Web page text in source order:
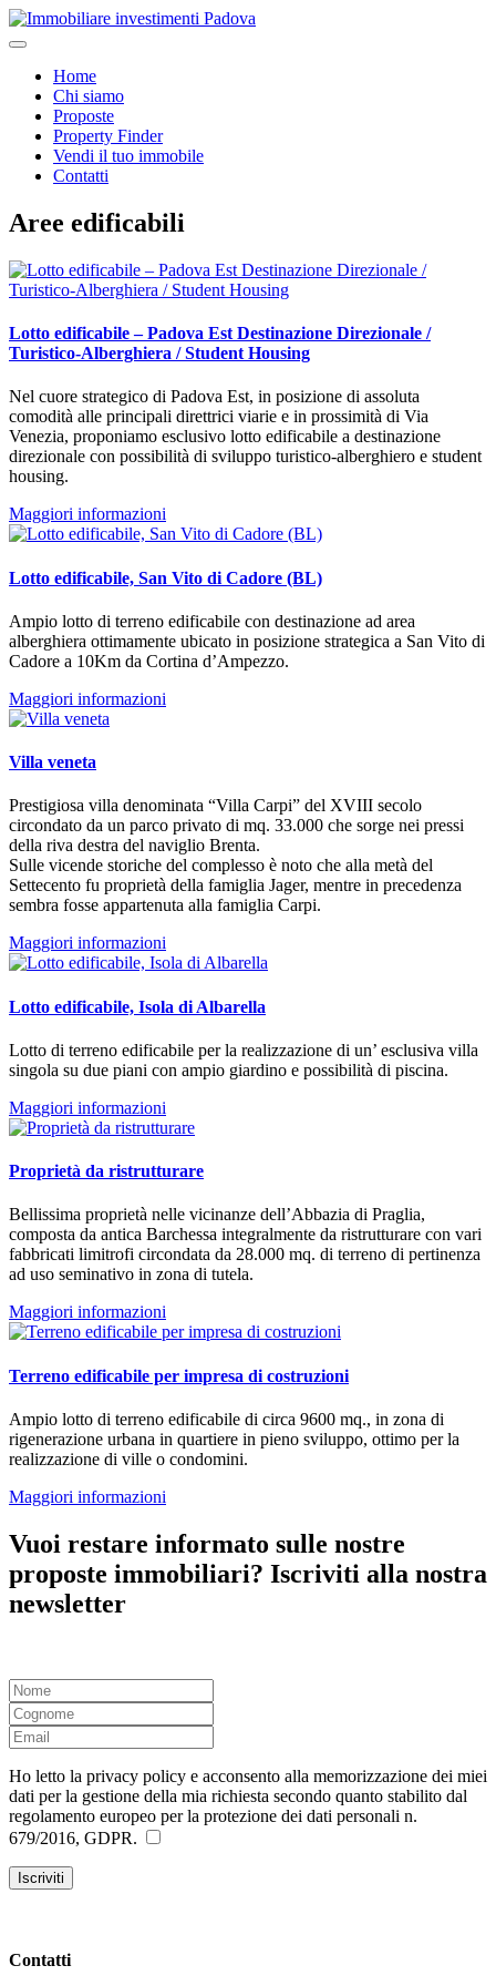
Home
Chi siamo
Proposte
Property Finder
Vendi il tuo immobile
Contatti
Aree edificabili
Lotto edificabile – Padova Est Destinazione Direzionale /
Turistico-Alberghiera / Student Housing
Nel cuore strategico di Padova Est, in posizione di assoluta
comodità alle principali direttrici viarie e in prossimità di Via
Venezia, proponiamo esclusivo lotto edificabile a destinazione
direzionale con possibilità di sviluppo turistico-alberghiero e student
housing.
Maggiori informazioni
Lotto edificabile, San Vito di Cadore (BL)
Ampio lotto di terreno edificabile con destinazione ad area
alberghiera ottimamente ubicato in posizione strategica a San Vito di
Cadore a 10Km da Cortina d’Ampezzo.
Maggiori informazioni
Villa veneta
Prestigiosa villa denominata “Villa Carpi” del XVIII secolo
circondato da un parco privato di mq. 33.000 che sorge nei pressi
della riva destra del naviglio Brenta.
Sulle vicende storiche del complesso è noto che alla metà del
Settecento fu proprietà della famiglia Jager, mentre in precedenza
sembra fosse appartenuta alla famiglia Carpi.
Maggiori informazioni
Lotto edificabile, Isola di Albarella
Lotto di terreno edificabile per la realizzazione di un’ esclusiva villa
singola su due piani con ampio giardino e possibilità di piscina.
Maggiori informazioni
Proprietà da ristrutturare
Bellissima proprietà nelle vicinanze dell’Abbazia di Praglia,
composta da antica Barchessa integralmente da ristrutturare con vari
fabbricati limitrofi circondata da 28.000 mq. di terreno di pertinenza
ad uso seminativo in zona di tutela.
Maggiori informazioni
Terreno edificabile per impresa di costruzioni
Ampio lotto di terreno edificabile di circa 9600 mq., in zona di
rigenerazione urbana in quartiere in pieno sviluppo, ottimo per la
realizzazione di ville o condomini.
Maggiori informazioni
Vuoi restare informato sulle nostre
proposte immobiliari? Iscriviti alla nostra
newsletter
Ho letto la privacy policy e acconsento alla memorizzazione dei miei
dati per la gestione della mia richiesta secondo quanto stabilito dal
regolamento europeo per la protezione dei dati personali n.
679/2016, GDPR.
Contatti